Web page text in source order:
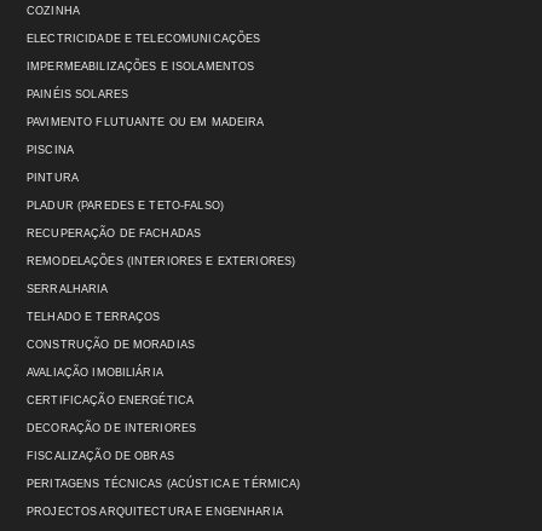
COZINHA
ELECTRICIDADE E TELECOMUNICAÇÕES
IMPERMEABILIZAÇÕES E ISOLAMENTOS
PAINÉIS SOLARES
PAVIMENTO FLUTUANTE OU EM MADEIRA
PISCINA
PINTURA
PLADUR (PAREDES E TETO-FALSO)
RECUPERAÇÃO DE FACHADAS
REMODELAÇÕES (INTERIORES E EXTERIORES)
SERRALHARIA
TELHADO E TERRAÇOS
CONSTRUÇÃO DE MORADIAS
AVALIAÇÃO IMOBILIÁRIA
CERTIFICAÇÃO ENERGÉTICA
DECORAÇÃO DE INTERIORES
FISCALIZAÇÃO DE OBRAS
PERITAGENS TÉCNICAS (ACÚSTICA E TÉRMICA)
PROJECTOS ARQUITECTURA E ENGENHARIA